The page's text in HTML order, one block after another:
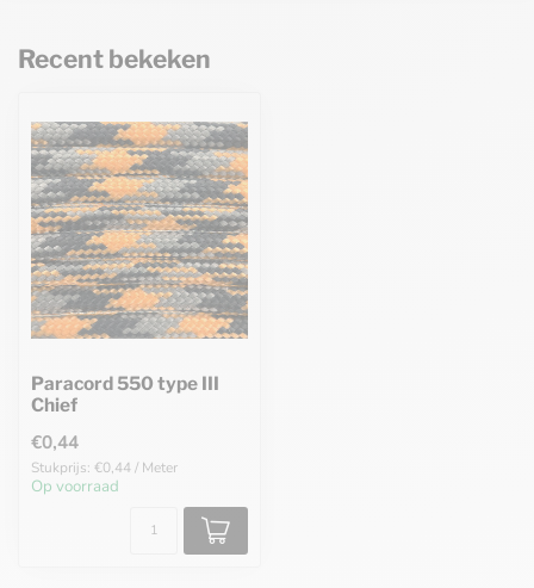
Recent bekeken
Paracord 550 type III
Chief
€0,44
Stukprijs: €0,44 / Meter
Op voorraad